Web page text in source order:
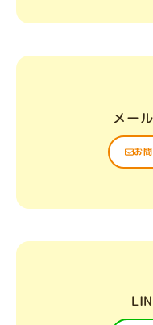
メー
お